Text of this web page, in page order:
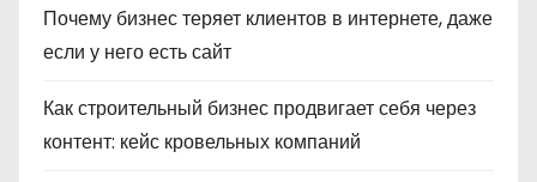
Почему бизнес теряет клиентов в интернете, даже
если у него есть сайт
Как строительный бизнес продвигает себя через
контент: кейс кровельных компаний